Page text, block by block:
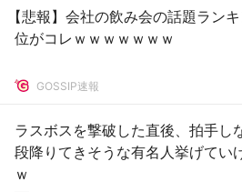
【悲報】会社の飲み会の話題ラン
位がコレｗｗｗｗｗｗｗ
GOSSIP速報
ラスボスを撃破した直後、拍手し
段降りてきそうな有名人挙げてい
ｗ